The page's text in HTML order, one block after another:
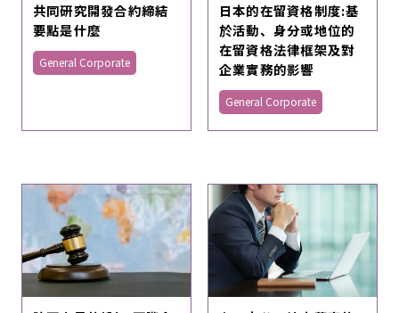
共同研究開發合約締結
要點是什麼
General Corporate
日本的在留資格制度:基
於活動、身分或地位的
在留資格法律框架及對
企業實務的影響
General Corporate